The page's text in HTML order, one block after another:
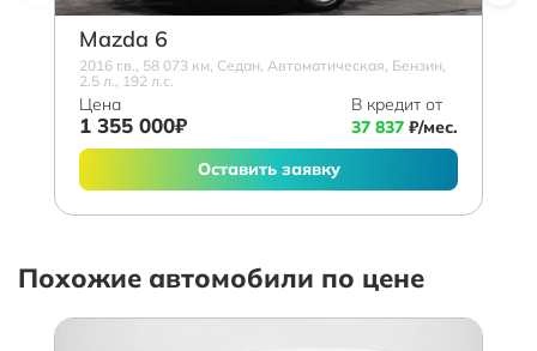
Mazda 6
2016 г.в., 58 073 км, Седан, Автоматическая, Бензин,
2.5 л., 192 л.с.
Цена
1 355 000₽
В кредит от
37 837 ₽/мес.
Оставить заявку
Похожие автомобили по цене